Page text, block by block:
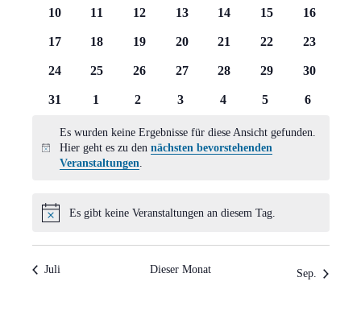
0
10
0
11
0
12
0
13
0
14
0
15
0
16
0
17
0
18
0
19
0
20
0
21
0
22
0
23
0
24
0
25
0
26
0
27
0
28
0
29
0
30
0
31
0
1
0
2
0
3
0
4
0
5
0
6
Hinweis
Es wurden keine Ergebnisse für diese Ansicht gefunden.
Hier geht es zu den nächsten bevorstehenden
Veranstaltungen.
Hinweis
Es gibt keine Veranstaltungen an diesem Tag.
Juli Dieser Monat Sep.